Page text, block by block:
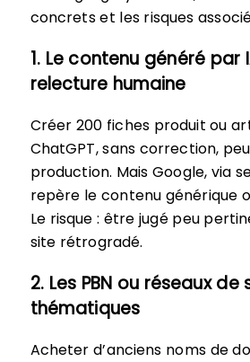
concrets et les risques
1. Le contenu généré par
relecture humaine
Créer 200 fiches produit ou
ChatGPT, sans correction,
production. Mais Google, via
repère le contenu générique
Le risque : être jugé peu
site rétrogradé.
2. Les PBN ou réseaux de
thématiques
Acheter d’anciens noms de